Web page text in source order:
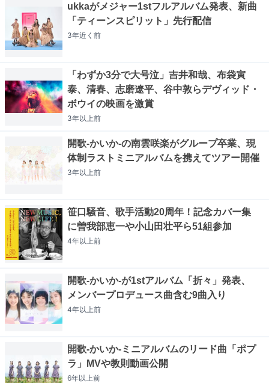
ukkaがメジャー1stフルアルバム発表、新曲
「ティーンスピリット」先行配信
3年近く 前
「わずか3分で大号泣」吉井和哉、布袋寅
泰、清春、志磨遼平、谷中敦らデヴィッド・
ボウイの映画を激賞
3年以上前
開歌-かいか-の南雲咲楽がグループ卒業、現
体制ラストミニアルバムを携えてツアー開催
3年以上前
笹口騒音、歌手活動20周年！記念カバー集
に曽我部恵一や小山田壮平ら51組参加
4年以上前
開歌-かいか-が1stアルバム「折々」発表、
メンバープロデュース曲含む9曲入り
4年以上前
開歌-かいか-ミニアルバムのリード曲「ポプ
ラ」MVや教則動画公開
6年以上前